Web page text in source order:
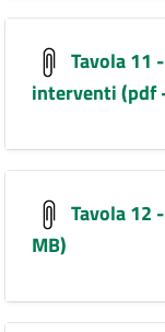
Tavola 11
interventi (pdf
Tavola 12
MB)